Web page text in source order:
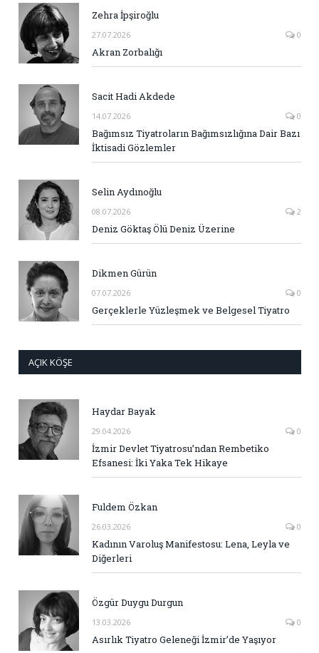
Zehra İpşiroğlu
27.07.2026 0
Akran Zorbalığı
Sacit Hadi Akdede
14.07.2026 0
Bağımsız Tiyatroların Bağımsızlığına Dair Bazı
İktisadi Gözlemler
Selin Aydınoğlu
08.07.2026 2
Deniz Göktaş Ölü Deniz Üzerine
Dikmen Gürün
07.07.2026 0
Gerçeklerle Yüzleşmek ve Belgesel Tiyatro
AÇIK KÖŞE
Haydar Bayak
29.04.2026 0
İzmir Devlet Tiyatrosu’ndan Rembetiko
Efsanesi: İki Yaka Tek Hikaye
Fuldem Özkan
26.03.2026 0
Kadının Varoluş Manifestosu: Lena, Leyla ve
Diğerleri
Özgür Duygu Durgun
13.03.2026 0
Asırlık Tiyatro Geleneği İzmir’de Yaşıyor